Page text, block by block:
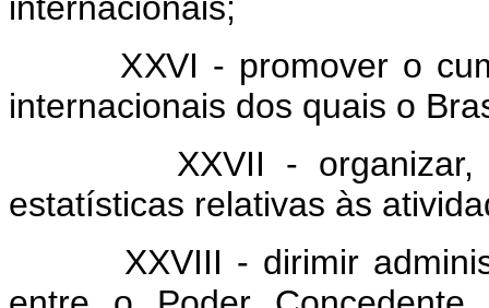
XXVI - promover o
internacionais dos quais o
XXVII - organizar,
estatísticas relativas às
XXVIII - dirimir